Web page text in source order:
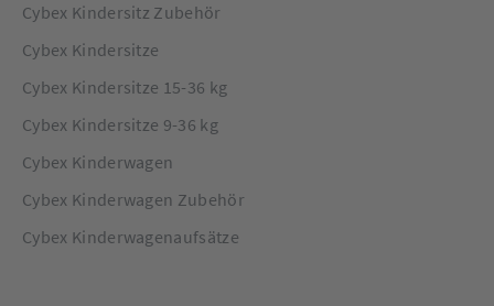
Cybex Kindersitz Zubehör
Cybex Kindersitze
Cybex Kindersitze 15-36 kg
Cybex Kindersitze 9-36 kg
Cybex Kinderwagen
Cybex Kinderwagen Zubehör
Cybex Kinderwagenaufsätze